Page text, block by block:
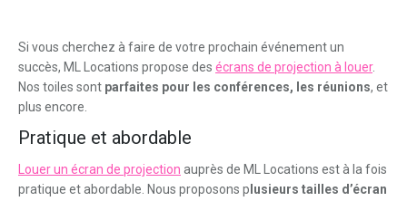
Si vous cherchez à faire de votre prochain événement un
succès, ML Locations propose des écrans de projection à louer.
Nos toiles sont parfaites pour les conférences, les réunions, et
plus encore.
Pratique et abordable
Louer un écran de projection auprès de ML Locations est à la fois
pratique et abordable. Nous proposons p lusieurs tailles d’écran